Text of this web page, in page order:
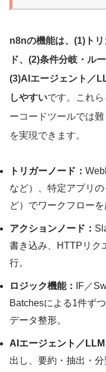
n8nの機能は、(1)ト
ド、(2)条件分岐・ル
(3)AIエージェント／
しやすいです。これ
ーコードツールでは
を実現できます。
トリガーノード：
など）、特定アプリ
ど）でワークフローを
アクションノード：
書き込み、HTTPリク
行。
ロジック機能：
IF／
Batchesによる1件ず
データ整形。
AIエージェント／LLM
出し、要約・抽出・分